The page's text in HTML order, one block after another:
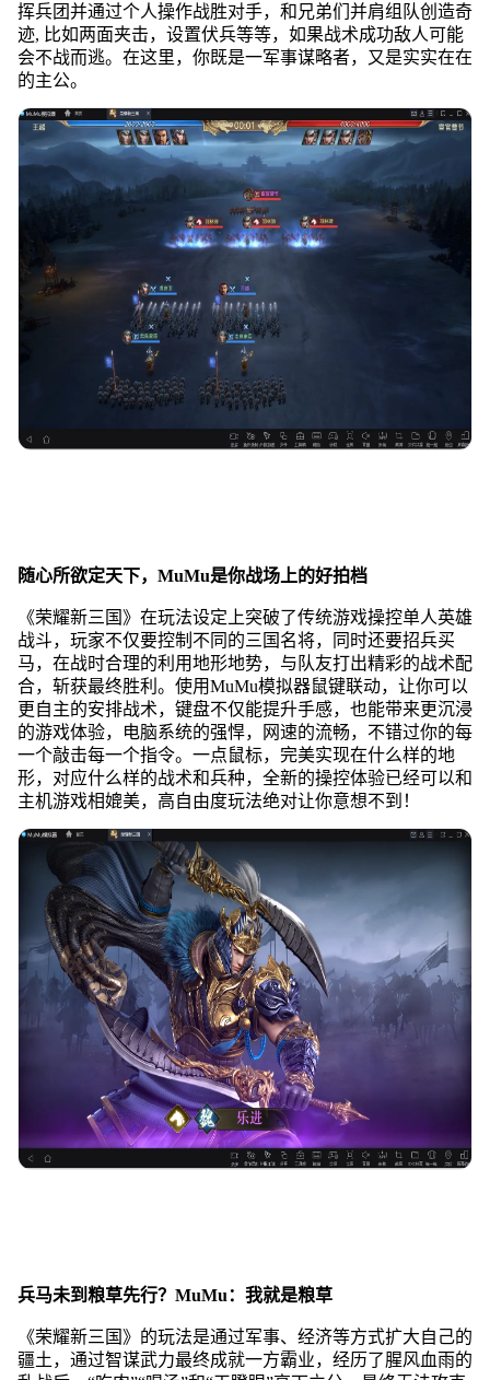
挥兵团并通过个人操作战胜对手，和兄弟们并肩组队创造奇
迹, 比如两面夹击，设置伏兵等等，如果战术成功敌人可能
会不战而逃。在这里，你既是一军事谋略者，又是实实在在
的主公。
随心所欲定天下，MuMu是你战场上的好拍档
《荣耀新三国》在玩法设定上突破了传统游戏操控单人英雄
战斗，玩家不仅要控制不同的三国名将，同时还要招兵买
马，在战时合理的利用地形地势，与队友打出精彩的战术配
合，斩获最终胜利。使用MuMu模拟器鼠键联动，让你可以
更自主的安排战术，键盘不仅能提升手感，也能带来更沉浸
的游戏体验，电脑系统的强悍，网速的流畅，不错过你的每
一个敲击每一个指令。一点鼠标，完美实现在什么样的地
形，对应什么样的战术和兵种，全新的操控体验已经可以和
主机游戏相媲美，高自由度玩法绝对让你意想不到！
兵马未到粮草先行？MuMu：我就是粮草
《荣耀新三国》的玩法是通过军事、经济等方式扩大自己的
疆土，通过智谋武力最终成就一方霸业，经历了腥风血雨的